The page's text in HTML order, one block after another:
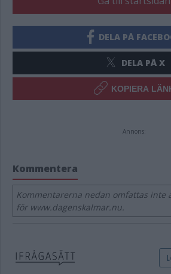
DELA PÅ
DELA PÅ X
KOPIERA
Annons:
Kommentera
Kommentarerna nedan omfattas inte
för www.dagenskalmar.nu.